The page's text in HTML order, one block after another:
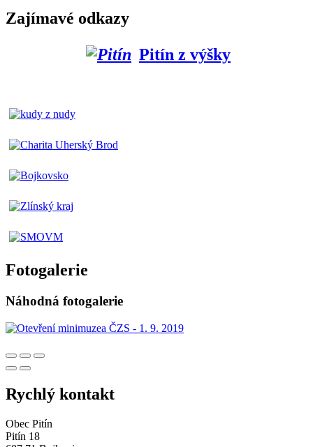
Zajímavé odkazy
Pitín z výšky
Fotogalerie
Náhodná fotogalerie
Rychlý kontakt
Obec Pitín
Pitín 18